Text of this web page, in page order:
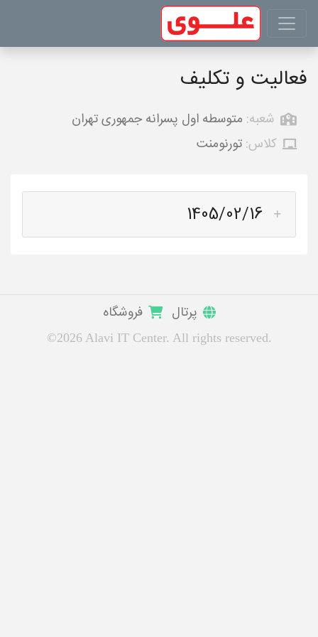
فعالیت و تکلیف
شعبه: متوسطه اول پسرانه جمهوری تهران
کلاس: تورنومنت
1405/02/16
پرتال فروشگاه
©2026 Alavi IT Center. All rights reserved.